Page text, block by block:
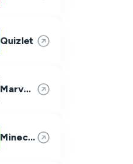
Quizlet
Marvel Rivals
Minecraft